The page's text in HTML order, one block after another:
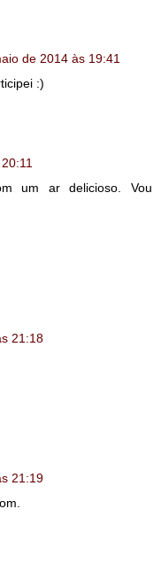
de 2014 às 19:41
:)
um ar delicioso. Vou
21:18
21:19